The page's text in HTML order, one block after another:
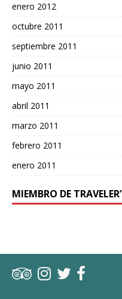
enero 2012
octubre 2011
septiembre 2011
junio 2011
mayo 2011
abril 2011
marzo 2011
febrero 2011
enero 2011
MIEMBRO DE